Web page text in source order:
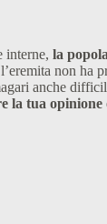
interne, la
non
anche
la tua